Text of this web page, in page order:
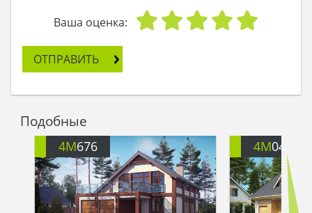
Ваша оценка:
ОТПРАВИТЬ
Подобные
4M676 4M049